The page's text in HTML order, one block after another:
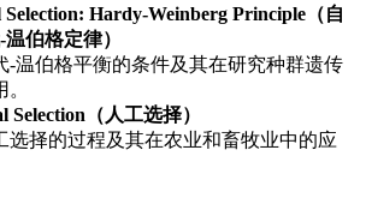
Selection: Hardy-Weinberg Principle（自
伯格定律）
-温伯格平衡的条件及其在研究种群遗传
Selection（人工选择）
选择的过程及其在农业和畜牧业中的应